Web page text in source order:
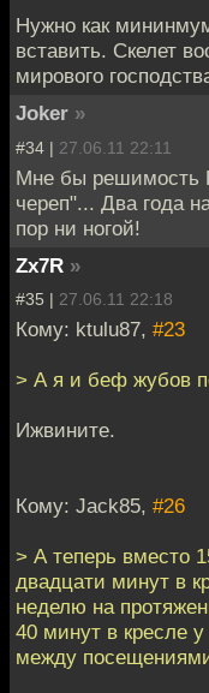
Нужно как
вставить. Скелет
мирового
Joker »
#34 | 27.06.11 22:11
Мне бы решимость
череп"... Два года
пор ни ногой!
Zx7R »
#35 | 27.06.11 22:18
Кому: ktulu87, #23
> А я и беф жубов
Ижвините.
Кому: Jack85, #26
> А теперь вместо
двадцати минут в
неделю на
40 минут в кресле
между